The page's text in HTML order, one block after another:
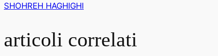
SHOHREH HAGHIGHI
articoli correlati